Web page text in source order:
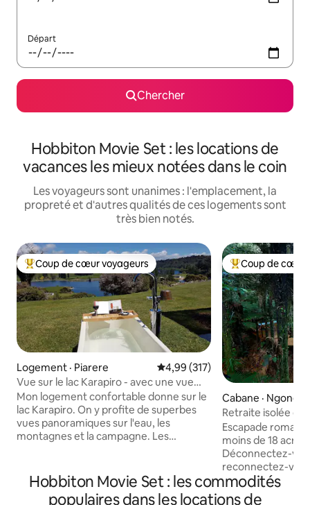
Départ
Chercher
Hobbiton Movie Set : les locations de
vacances les mieux notées dans le coin
Les voyageurs sont unanimes : l'emplacement, la
propreté et d'autres qualités de ces logements sont
très bien notés.
Coup de cœur voyageurs parmi les plus aimés
Coup de cœur voyageurs
Logement · Piarere Note moyenne de 4,99 sur 5,
4,99 (317)
Vue sur le lac Karapiro - avec une vue
incroyable
Mon logement confortable donne sur le
lac Karapiro. On y profite de superbes
vues panoramiques sur l'eau, les
montagnes et la campagne. Les
tout en vous détendant dans le bain
extérieur. La maison est proche de
nombreuses activités et de lieux
Coup de cœur
Coup de cœur
Cabane ·
Retraite isolée
Valley, Rotorua
Escapade
moins de 18
Déconnectez-
reconnectez-
micro-maison
parmi les
Hobbiton Movie Set : les commodités
populaires dans les locations de